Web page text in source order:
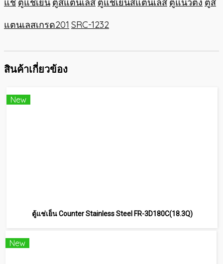
แตนเลสเกรด201 SRC-1232
สินค้าเกี่ยวข้อง
New
ตู้แช่เย็น Counter Stainless Steel FR-3D180C(18.3Q)
New